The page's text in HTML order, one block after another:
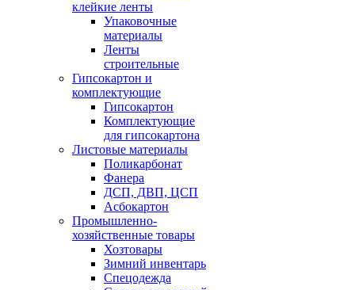
клейкие ленты
Упаковочные
материалы
Ленты
строительные
Гипсокартон и
комплектующие
Гипсокартон
Комплектующие
для гипсокартона
Листовые материалы
Поликарбонат
Фанера
ДСП, ДВП, ЦСП
Асбокартон
Промышленно-
хозяйственные товары
Хозтовары
Зимний инвентарь
Спецодежда